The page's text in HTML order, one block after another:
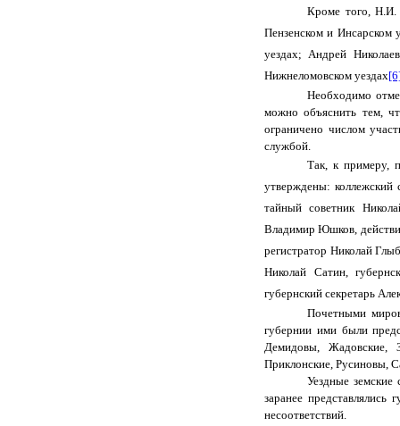
Кроме того, Н.И.
Пензенском и Инсарском
уездах; Андрей
Нижнеломовском уездах
Необходимо
можно объяснить тем,
ограничено числом
службой.
Так, к примеру,
утверждены:
тайный советник
Владимир Юшков,
регистратор Николай
Николай Сатин,
губернский секретарь
Почетными
губернии ими были
Демидовы, Жадовские,
Приклонские, Русиновы,
Уездные земские
заранее
несоответствий.